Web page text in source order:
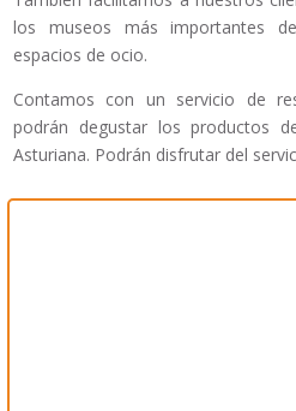
los museos más importantes
espacios de ocio.
Contamos con un servicio de
podrán degustar los productos
Asturiana. Podrán disfrutar del